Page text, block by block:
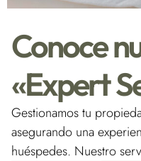
Conoce
«Expert
Gestionamos tu
asegurando una
huéspedes. Nuestro